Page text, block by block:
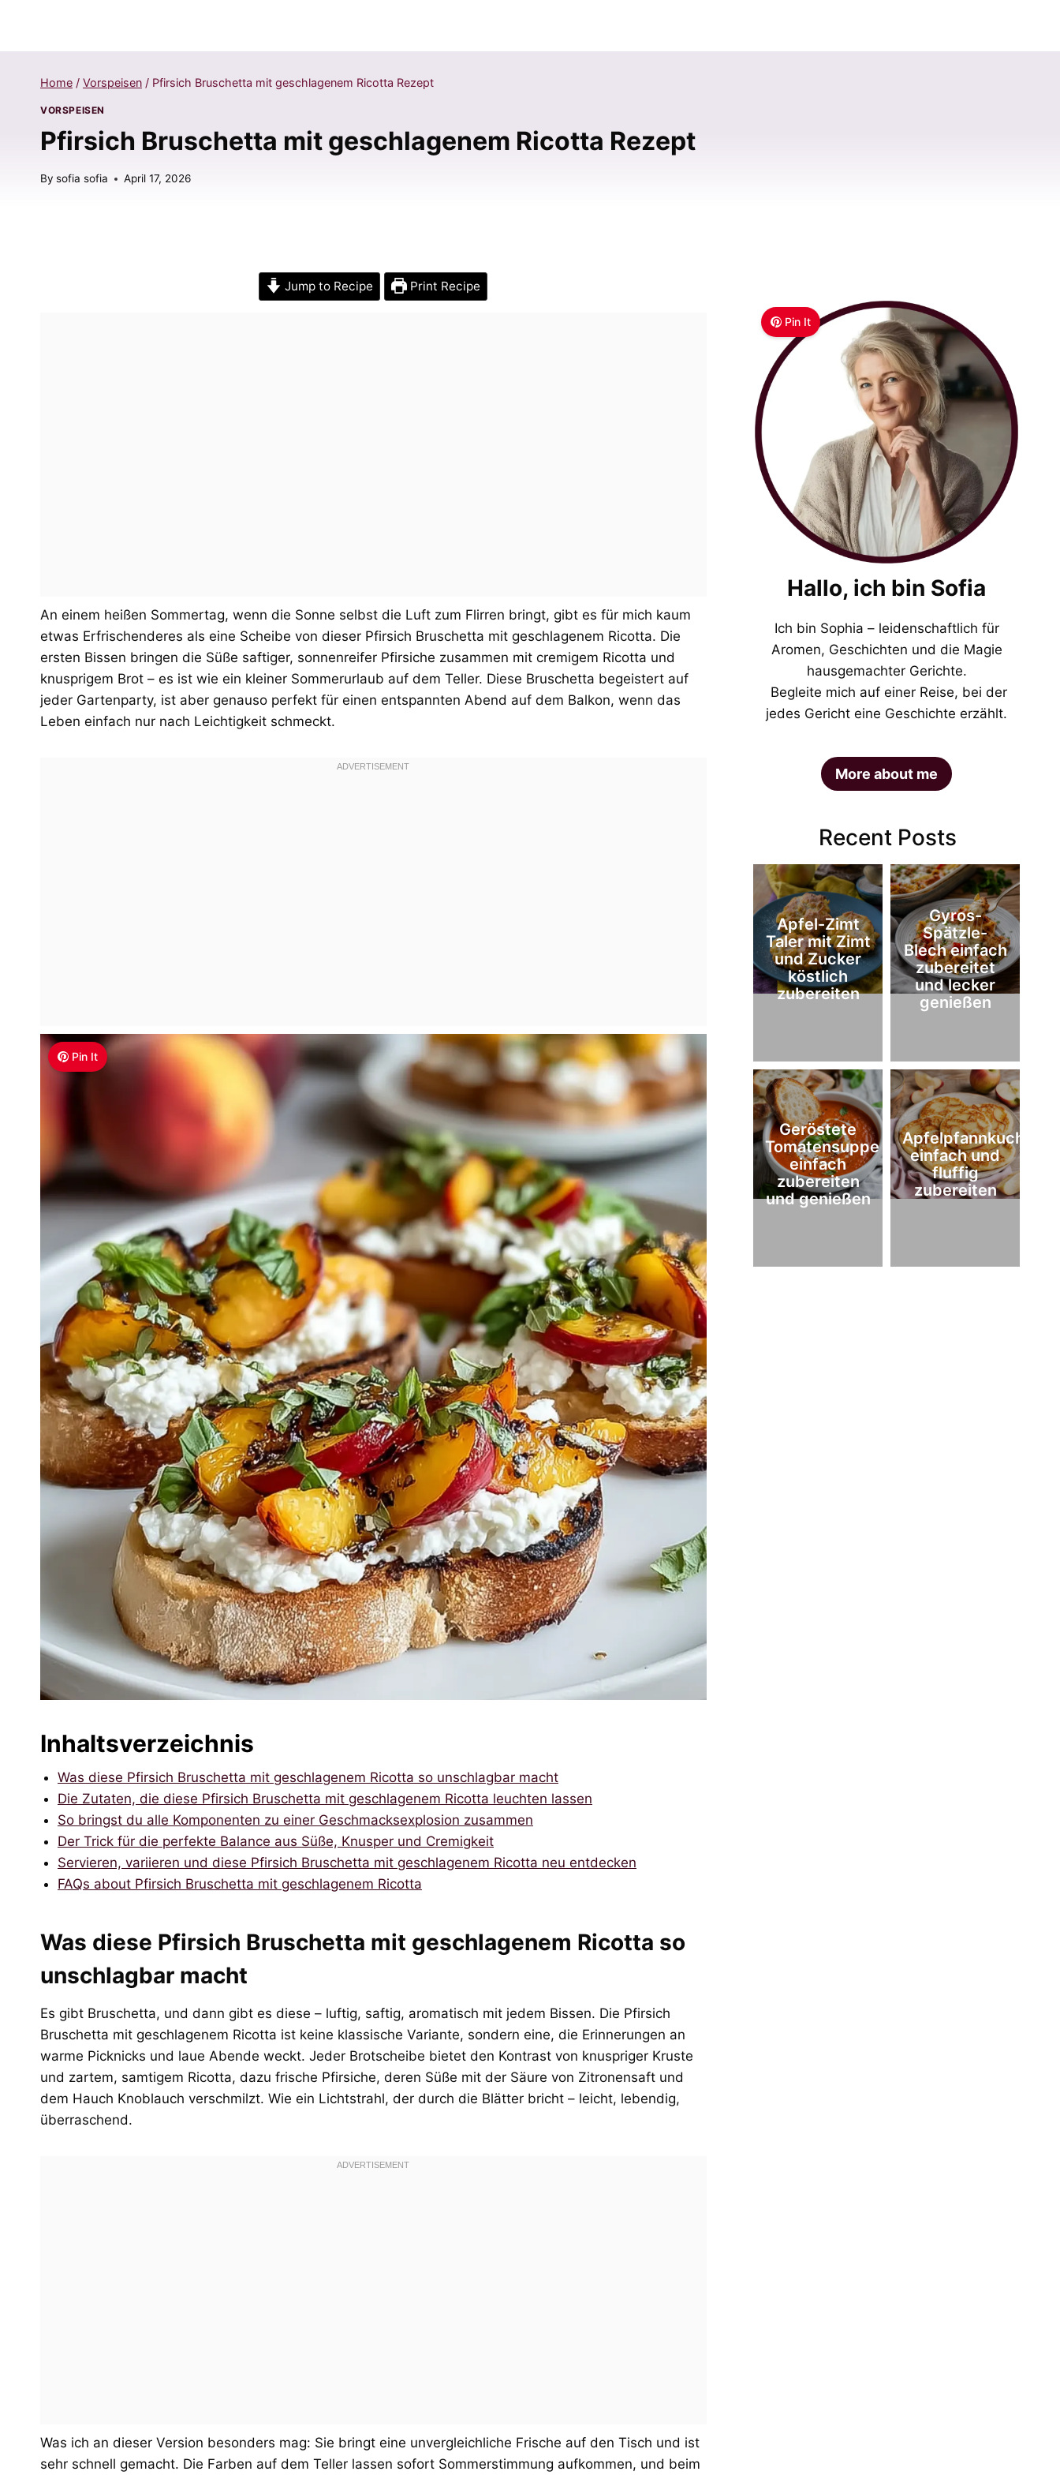
Home / Vorspeisen / Pfirsich Bruschetta mit geschlagenem Ricotta Rezept
VORSPEISEN
Pfirsich Bruschetta mit geschlagenem Ricotta Rezept
By sofia sofia April 17, 2026
Jump to Recipe Print Recipe
An einem heißen Sommertag, wenn die Sonne selbst die Luft zum Flirren bringt, gibt es für mich kaum
etwas Erfrischenderes als eine Scheibe von dieser Pfirsich Bruschetta mit geschlagenem Ricotta. Die
ersten Bissen bringen die Süße saftiger, sonnenreifer Pfirsiche zusammen mit cremigem Ricotta und
knusprigem Brot – es ist wie ein kleiner Sommerurlaub auf dem Teller. Diese Bruschetta begeistert auf
jeder Gartenparty, ist aber genauso perfekt für einen entspannten Abend auf dem Balkon, wenn das
Leben einfach nur nach Leichtigkeit schmeckt.
Pin It
Inhaltsverzeichnis
Was diese Pfirsich Bruschetta mit geschlagenem Ricotta so unschlagbar macht
Die Zutaten, die diese Pfirsich Bruschetta mit geschlagenem Ricotta leuchten lassen
So bringst du alle Komponenten zu einer Geschmacksexplosion zusammen
Der Trick für die perfekte Balance aus Süße, Knusper und Cremigkeit
Servieren, variieren und diese Pfirsich Bruschetta mit geschlagenem Ricotta neu entdecken
FAQs about Pfirsich Bruschetta mit geschlagenem Ricotta
Was diese Pfirsich Bruschetta mit geschlagenem Ricotta so
unschlagbar macht
Es gibt Bruschetta, und dann gibt es diese – luftig, saftig, aromatisch mit jedem Bissen. Die Pfirsich
Bruschetta mit geschlagenem Ricotta ist keine klassische Variante, sondern eine, die Erinnerungen an
warme Picknicks und laue Abende weckt. Jeder Brotscheibe bietet den Kontrast von knuspriger Kruste
und zartem, samtigem Ricotta, dazu frische Pfirsiche, deren Süße mit der Säure von Zitronensaft und
dem Hauch Knoblauch verschmilzt. Wie ein Lichtstrahl, der durch die Blätter bricht – leicht, lebendig,
überraschend.
Was ich an dieser Version besonders mag: Sie bringt eine unvergleichliche Frische auf den Tisch und ist
sehr schnell gemacht. Die Farben auf dem Teller lassen sofort Sommerstimmung aufkommen, und beim
Pin It
Hallo, ich bin Sofia
Ich bin Sophia – leidenschaftlich für
Aromen, Geschichten und die Magie
hausgemachter Gerichte.
Begleite mich auf einer Reise, bei der
jedes Gericht eine Geschichte erzählt.
More about me
Recent Posts
Apfel-Zimt
Taler mit Zimt
und Zucker
köstlich
zubereiten
Gyros-
Spätzle-
Blech einfach
zubereitet
und lecker
genießen
Geröstete
Tomatensuppe
einfach
zubereiten
und genießen
Apfelpfannkuchen
einfach und
fluffig
zubereiten